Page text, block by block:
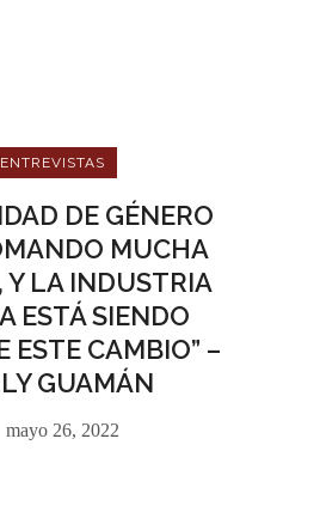
ENTREVISTAS
DE GÉNERO
MUCHA
Y LA INDUSTRIA
ESTÁ SIENDO
ESTE CAMBIO” –
GUAMÁN
mayo 26, 2022